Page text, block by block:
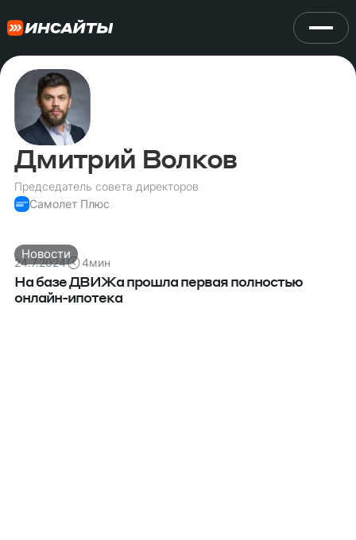
Дмитрий Волков
Председатель совета директоров
Самолет Плюс
24.7.2024 4мин
На базе ДВИЖа прошла первая полностью
онлайн-ипотека
Новости